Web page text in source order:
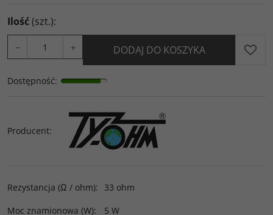
Ilość(szt.):
− + DODAJ DO KOSZYKA
Dostępność:
Producent:
Rezystancja (Ω / ohm):
33 ohm
Moc znamionowa (W): 5 W